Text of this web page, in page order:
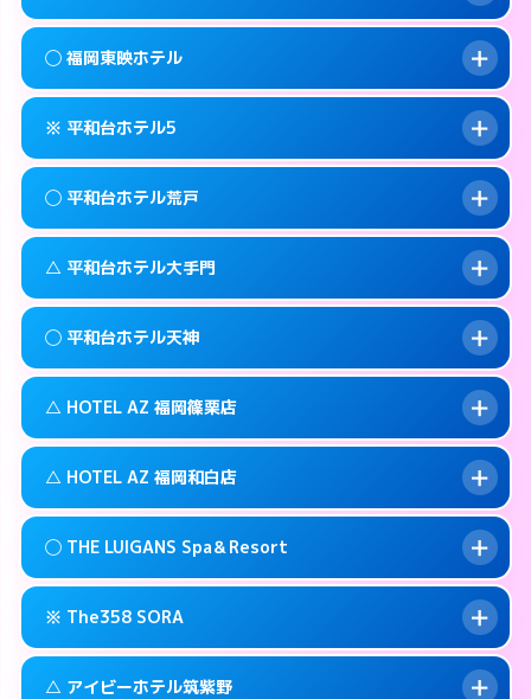
info このホテルの詳細ページを見る →
smartphone 092-713-1112
map 福岡市中央区天神4-8-15
info このホテルの詳細ページを見る →
案内方法: 女性が直接お部屋まで伺います。
smartphone 092-735-1100
map 福岡市中央区西中洲5-10
info このホテルの詳細ページを見る →
案内方法: カードキーにつきホテルの入り口で
待ち合わせ。
info このホテルの詳細ページを見る →
◯ 福岡東映ホテル
案内方法: 女性が直接お部屋まで伺います。
smartphone 092-524-2121
map 福岡市中央区高砂1-1-18
info このホテルの詳細ページを見る →
※ 平和台ホテル5
案内方法: カードキーにつきホテルの入り口で
待ち合わせ。
info このホテルの詳細ページを見る →
◯ 平和台ホテル荒戸
案内方法: 女性が直接お部屋まで伺います。
smartphone 092-761-1361
map 福岡市中央区荒戸1-5-27
info このホテルの詳細ページを見る →
△ 平和台ホテル大手門
案内方法: 状況により派遣できません。
smartphone 092-741-4422
map 福岡市中央区大手門1-5-4
info このホテルの詳細ページを見る →
◯ 平和台ホテル天神
案内方法: 女性が直接お部屋まで伺います。
smartphone 092-737-1000
map 福岡市中央区舞鶴1-5-6
info このホテルの詳細ページを見る →
△ HOTEL AZ 福岡篠栗店
案内方法:状況により派遣できません。
smartphone 092-947-3310
map 糟屋郡篠栗町大字乙犬985-1
info このホテルの詳細ページを見る →
△ HOTEL AZ 福岡和白店
案内方法:状況により派遣できません。
smartphone 092-605-3301
map 福岡市東区和白丘2-3-1
◯ THE LUIGANS Spa＆Resort
案内方法: 女性が直接お部屋まで伺います。
※ The358 SORA
△ アイビーホテル筑紫野